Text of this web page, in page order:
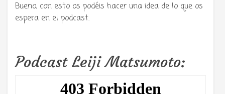
Bueno, con esto os podéis hacer una idea de lo que os
espera en el podcast.
Podcast Leiji Matsumoto: